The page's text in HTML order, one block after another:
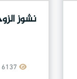
نشوز